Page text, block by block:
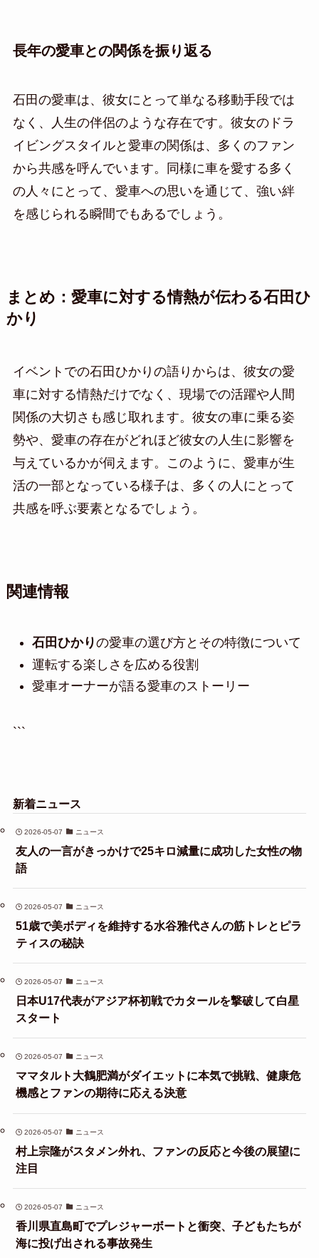
長年の愛車との関係を振り返る
石田の愛車は、彼女にとって単なる移動手段では
なく、人生の伴侶のような存在です。彼女のドラ
イビングスタイルと愛車の関係は、多くのファン
から共感を呼んでいます。同様に車を愛する多く
の人々にとって、愛車への思いを通じて、強い絆
を感じられる瞬間でもあるでしょう。
まとめ：愛車に対する情熱が伝わる石田ひ
かり
イベントでの石田ひかりの語りからは、彼女の愛
車に対する情熱だけでなく、現場での活躍や人間
関係の大切さも感じ取れます。彼女の車に乗る姿
勢や、愛車の存在がどれほど彼女の人生に影響を
与えているかが伺えます。このように、愛車が生
活の一部となっている様子は、多くの人にとって
共感を呼ぶ要素となるでしょう。
関連情報
石田ひかりの愛車の選び方とその特徴について
運転する楽しさを広める役割
愛車オーナーが語る愛車のストーリー
```
新着ニュース
2026-05-07 ニュース
友人の一言がきっかけで25キロ減量に成功した女性の物
語
2026-05-07 ニュース
51歳で美ボディを維持する水谷雅代さんの筋トレとピラ
ティスの秘訣
2026-05-07 ニュース
日本U17代表がアジア杯初戦でカタールを撃破して白星
スタート
2026-05-07 ニュース
ママタルト大鶴肥満がダイエットに本気で挑戦、健康危
機感とファンの期待に応える決意
2026-05-07 ニュース
村上宗隆がスタメン外れ、ファンの反応と今後の展望に
注目
2026-05-07 ニュース
香川県直島町でプレジャーボートと衝突、子どもたちが
海に投げ出される事故発生